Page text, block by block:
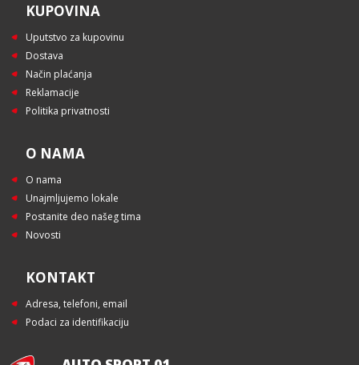
KUPOVINA
Uputstvo za kupovinu
Dostava
Način plaćanja
Reklamacije
Politika privatnosti
O NAMA
O nama
Unajmljujemo lokale
Postanite deo našeg tima
Novosti
KONTAKT
Adresa, telefoni, email
Podaci za identifikaciju